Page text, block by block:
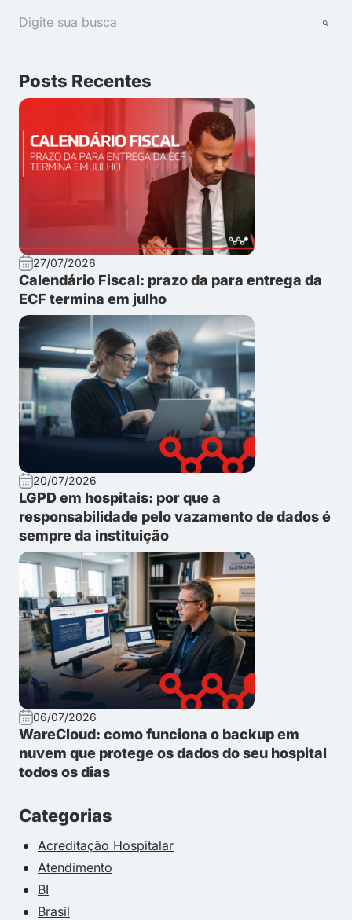
Posts Recentes
27/07/2026
Calendário Fiscal: prazo da para entrega da
ECF termina em julho
20/07/2026
LGPD em hospitais: por que a
responsabilidade pelo vazamento de dados é
sempre da instituição
06/07/2026
WareCloud: como funciona o backup em
nuvem que protege os dados do seu hospital
todos os dias
Categorias
Acreditação Hospitalar
Atendimento
BI
Brasil